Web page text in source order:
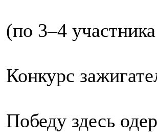
(по 3–4
Конкурс
Победу здесь